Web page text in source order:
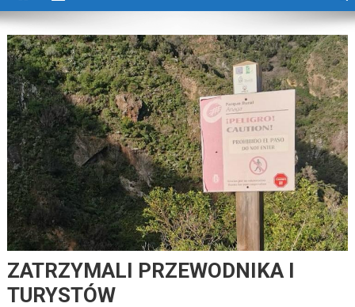
ZATRZYMALI PRZEWODNIKA I
TURYSTÓW